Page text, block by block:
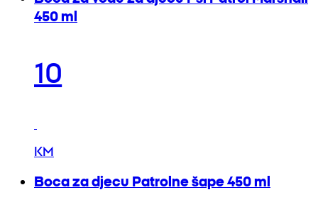
450 ml
10
KM
Boca za djecu Patrolne šape 450 ml